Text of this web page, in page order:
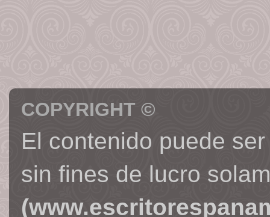
COPYRIGHT ©
El contenido puede
sin fines de lucro